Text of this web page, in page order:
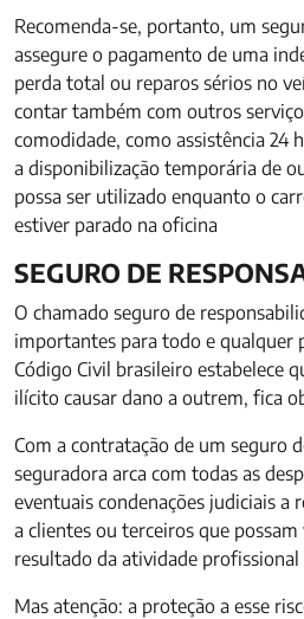
Recomenda-se, portanto, um
assegure o pagamento de uma
perda total ou reparos sérios no
contar também com outros
comodidade, como assistência 24
a disponibilização temporária de
possa ser utilizado enquanto o
estiver parado na oficina
SEGURO DE
O chamado seguro de
importantes para todo e qualquer
Código Civil brasileiro estabelece
ilícito causar dano a outrem, fica
Com a contratação de um seguro
seguradora arca com todas as
eventuais condenações judiciais a
a clientes ou terceiros que
resultado da atividade profissional
Mas atenção: a proteção a esse